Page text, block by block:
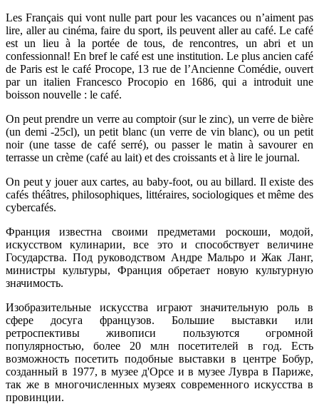
Les Français qui vont nulle part pour les vacances ou n’aiment pas
lire, aller au cinéma, faire du sport, ils peuvent aller au café. Le café
est un lieu à la portée de tous, de rencontres, un abri et un
confessionnal! En bref le café est une institution. Le plus ancien café
de Paris est le café Procope, 13 rue de l’Ancienne Comédie, ouvert
par un italien Francesco Procopio en 1686, qui a introduit une
boisson nouvelle : le café.
On peut prendre un verre au comptoir (sur le zinc), un verre de bière
(un demi -25cl), un petit blanc (un verre de vin blanc), ou un petit
noir (une tasse de café serré), ou passer le matin à savourer en
terrasse un crème (café au lait) et des croissants et à lire le journal.
On peut y jouer aux cartes, au baby-foot, ou au billard. Il existe des
cafés théâtres, philosophiques, littéraires, sociologiques et même des
cybercafés.
Франция известна своими предметами роскоши, модой,
искусством кулинарии, все это и способствует величине
Государства. Под руководством Андре Мальро и Жак Ланг,
министры культуры, Франция обретает новую культурную
значимость.
Изобразительные искусства играют значительную роль в
сфере досуга французов. Большие выставки или
ретроспективы живописи пользуются огромной
популярностью, более 20 млн посетителей в год. Есть
возможность посетить подобные выставки в центре Бобур,
созданный в 1977, в музее д'Орсе и в музее Лувра в Париже,
так же в многочисленных музеях современного искусства в
провинции.